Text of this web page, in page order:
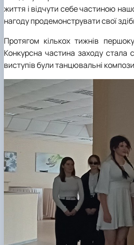
життя і відчути себе частиною
нагоду продемонструвати свої
Протягом кількох тижнів
Конкурсна частина заходу стала
виступів були танцювальні